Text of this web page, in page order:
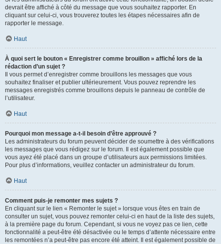
devrait être affiché à côté du message que vous souhaitez rapporter. En
cliquant sur celui-ci, vous trouverez toutes les étapes nécessaires afin de
rapporter le message.
Haut
À quoi sert le bouton « Enregistrer comme brouillon » affiché lors de la
rédaction d’un sujet ?
Il vous permet d’enregistrer comme brouillons les messages que vous
souhaitez finaliser et publier ultérieurement. Vous pouvez reprendre les
messages enregistrés comme brouillons depuis le panneau de contrôle de
l’utilisateur.
Haut
Pourquoi mon message a-t-il besoin d’être approuvé ?
Les administrateurs du forum peuvent décider de soumettre à des vérifications
les messages que vous rédigez sur le forum. Il est également possible que
vous ayez été placé dans un groupe d’utilisateurs aux permissions limitées.
Pour plus d’informations, veuillez contacter un administrateur du forum.
Haut
Comment puis-je remonter mes sujets ?
En cliquant sur le lien « Remonter le sujet » lorsque vous êtes en train de
consulter un sujet, vous pouvez remonter celui-ci en haut de la liste des sujets,
à la première page du forum. Cependant, si vous ne voyez pas ce lien, cette
fonctionnalité a peut-être été désactivée ou le temps d’attente nécessaire entre
les remontées n’a peut-être pas encore été atteint. Il est également possible de